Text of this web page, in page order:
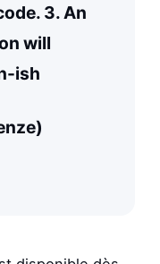
3. An
will
ish